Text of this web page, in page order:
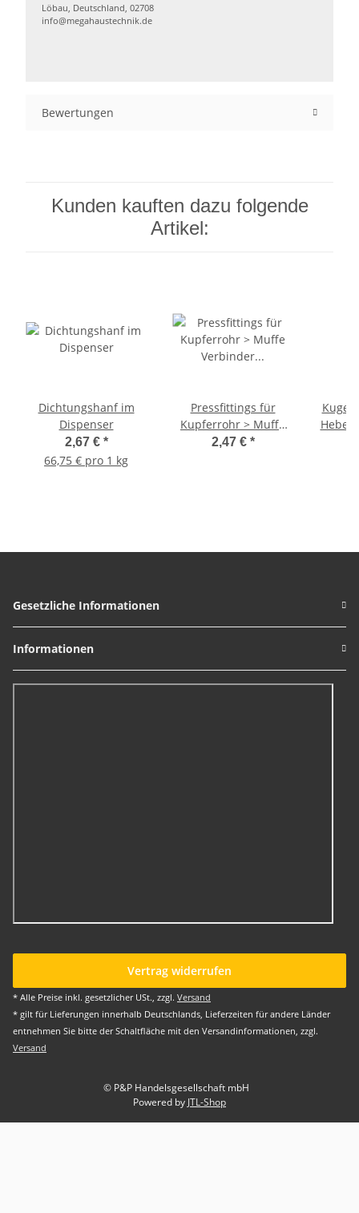
Löbau, Deutschland, 02708
info@megahaustechnik.de
Bewertungen
Kunden kauften dazu folgende
Artikel:
Dichtungshanf im
Dispenser
2,67 € *
66,75 € pro 1 kg
Pressfittings für
Kupferrohr > Muffe
Verbinder aus Kupfer
2,47 € *
Gesetzliche Informationen
Informationen
Vertrag widerrufen
* Alle Preise inkl. gesetzlicher USt., zzgl. Versand
* gilt für Lieferungen innerhalb Deutschlands, Lieferzeiten für andere Länder
entnehmen Sie bitte der Schaltfläche mit den Versandinformationen, zzgl.
Versand
© P&P Handelsgesellschaft mbH
Powered by JTL-Shop